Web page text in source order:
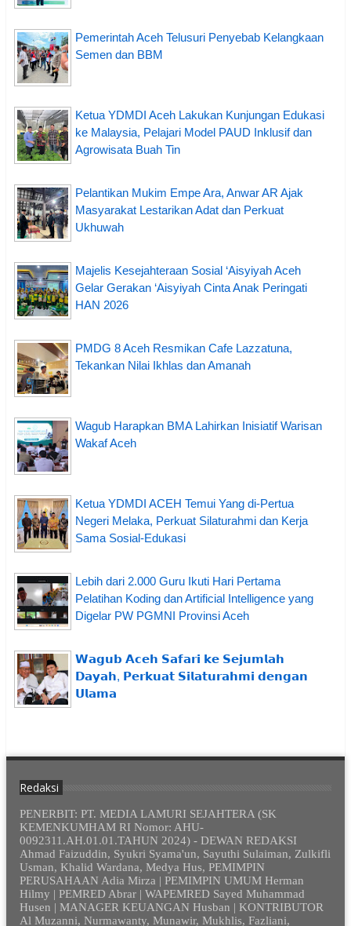
Pemerintah Aceh Telusuri Penyebab Kelangkaan
Semen dan BBM
Ketua YDMDI Aceh Lakukan Kunjungan Edukasi
ke Malaysia, Pelajari Model PAUD Inklusif dan
Agrowisata Buah Tin
Pelantikan Mukim Empe Ara, Anwar AR Ajak
Masyarakat Lestarikan Adat dan Perkuat
Ukhuwah
Majelis Kesejahteraan Sosial ‘Aisyiyah Aceh
Gelar Gerakan ‘Aisyiyah Cinta Anak Peringati
HAN 2026
PMDG 8 Aceh Resmikan Cafe Lazzatuna,
Tekankan Nilai Ikhlas dan Amanah
Wagub Harapkan BMA Lahirkan Inisiatif Warisan
Wakaf Aceh
Ketua YDMDI ACEH Temui Yang di-Pertua
Negeri Melaka, Perkuat Silaturahmi dan Kerja
Sama Sosial-Edukasi
Lebih dari 2.000 Guru Ikuti Hari Pertama
Pelatihan Koding dan Artificial Intelligence yang
Digelar PW PGMNI Provinsi Aceh
𝗪𝗮𝗴𝘂𝗯 𝗔𝗰𝗲𝗵 𝗦𝗮𝗳𝗮𝗿𝗶 𝗸𝗲 𝗦𝗲𝗷𝘂𝗺𝗹𝗮𝗵
𝗗𝗮𝘆𝗮𝗵, 𝗣𝗲𝗿𝗸𝘂𝗮𝘁 𝗦𝗶𝗹𝗮𝘁𝘂𝗿𝗮𝗵𝗺𝗶 𝗱𝗲𝗻𝗴𝗮𝗻
𝗨𝗹𝗮𝗺𝗮
Redaksi
PENERBIT: PT. MEDIA LAMURI SEJAHTERA (SK
KEMENKUMHAM RI Nomor: AHU-
0092311.AH.01.01.TAHUN 2024) - DEWAN REDAKSI
Ahmad Faizuddin, Syukri Syama'un, Sayuthi Sulaiman, Zulkifli
Usman, Khalid Wardana, Medya Hus, PEMIMPIN
PERUSAHAAN Adia Mirza | PEMIMPIN UMUM Herman
Hilmy | PEMRED Abrar | WAPEMRED Sayed Muhammad
Husen | MANAGER KEUANGAN Husban | KONTRIBUTOR
Al Muzanni, Nurmawanty, Munawir, Mukhlis, Fazliani,